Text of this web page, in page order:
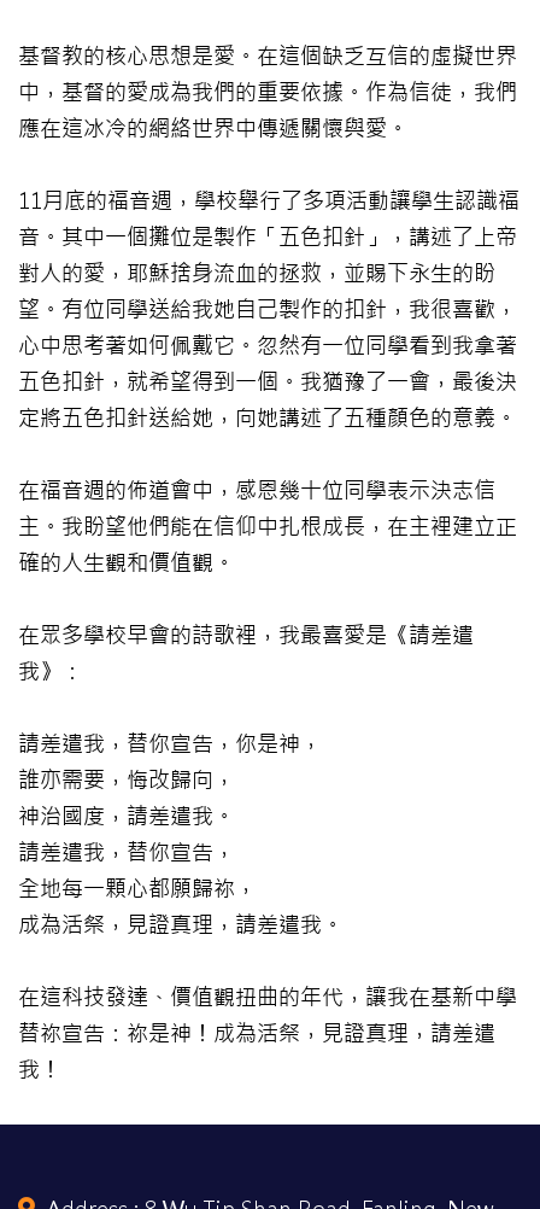
基督教的核心思想是愛。在這個缺乏互信的虛擬世界
中，基督的愛成為我們的重要依據。作為信徒，我們
應在這冰冷的網絡世界中傳遞關懷與愛。
11月底的福音週，學校舉行了多項活動讓學生認識福
音。其中一個攤位是製作「五色扣針」，講述了上帝
對人的愛，耶穌捨身流血的拯救，並賜下永生的盼
望。有位同學送給我她自己製作的扣針，我很喜歡，
心中思考著如何佩戴它。忽然有一位同學看到我拿著
五色扣針，就希望得到一個。我猶豫了一會，最後決
定將五色扣針送給她，向她講述了五種顏色的意義。
在福音週的佈道會中，感恩幾十位同學表示決志信
主。我盼望他們能在信仰中扎根成長，在主裡建立正
確的人生觀和價值觀。
在眾多學校早會的詩歌裡，我最喜愛是《請差遣
我》：
請差遣我，替你宣告，你是神，
誰亦需要，悔改歸向，
神治國度，請差遣我。
請差遣我，替你宣告，
全地每一顆心都願歸祢，
成為活祭，見證真理，請差遣我。
在這科技發達、價值觀扭曲的年代，讓我在基新中學
替祢宣告：祢是神！成為活祭，見證真理，請差遣
我！